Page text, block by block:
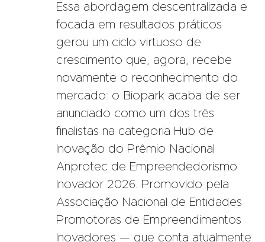
Essa abordagem descentralizada e
focada em resultados práticos
gerou um ciclo virtuoso de
crescimento que, agora, recebe
novamente o reconhecimento do
mercado: o Biopark acaba de ser
anunciado como um dos três
finalistas na categoria Hub de
Inovação do Prêmio Nacional
Anprotec de Empreendedorismo
Inovador 2026. Promovido pela
Associação Nacional de Entidades
Promotoras de Empreendimentos
Inovadores — que conta atualmente